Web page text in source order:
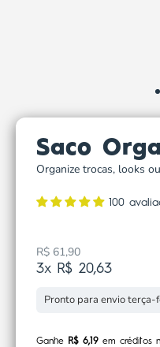
Saco
Organize trocas, looks
100
Preço promocional
R$ 61,90
3x R$ 20,63
Pronto para envio
Ganhe R$ 6,19 em créditos